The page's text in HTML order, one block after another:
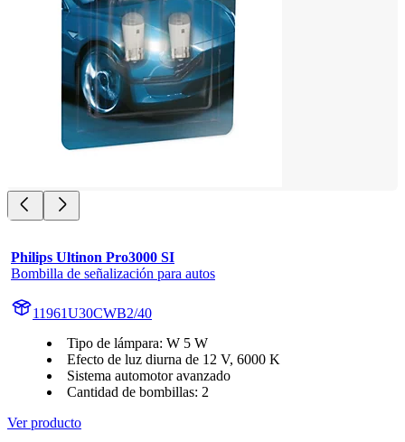
Philips Ultinon Pro3000 SI
Bombilla de señalización para autos
11961U30CWB2/40
Tipo de lámpara: W 5 W
Efecto de luz diurna de 12 V, 6000 K
Sistema automotor avanzado
Cantidad de bombillas: 2
Ver producto